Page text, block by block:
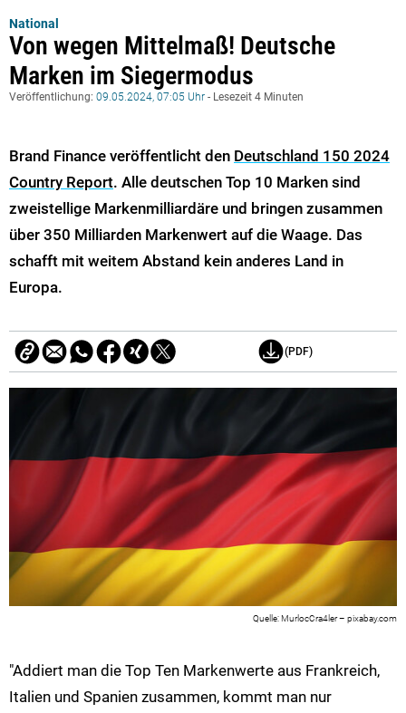
National
Von wegen Mittelmaß! Deutsche
Marken im Siegermodus
Veröffentlichung: 09.05.2024, 07:05 Uhr - Lesezeit 4 Minuten
Brand Finance veröffentlicht den Deutschland 150 2024
Country Report. Alle deutschen Top 10 Marken sind
zweistellige Markenmilliardäre und bringen zusammen
über 350 Milliarden Markenwert auf die Waage. Das
schafft mit weitem Abstand kein anderes Land in
Europa.
(PDF)
MurlocCra4ler – pixabay.com
"Addiert man die Top Ten Markenwerte aus Frankreich,
Italien und Spanien zusammen, kommt man nur